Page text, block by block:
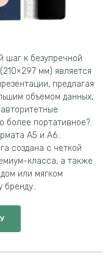
шаг к безупречной
мм) является
предлагая
объемом данных,
более портативное?
A5 и A6..
создана с четкой
класса, а также
или мягком
бренду..